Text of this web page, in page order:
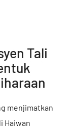
Tali
menjimatkan
Haiwan